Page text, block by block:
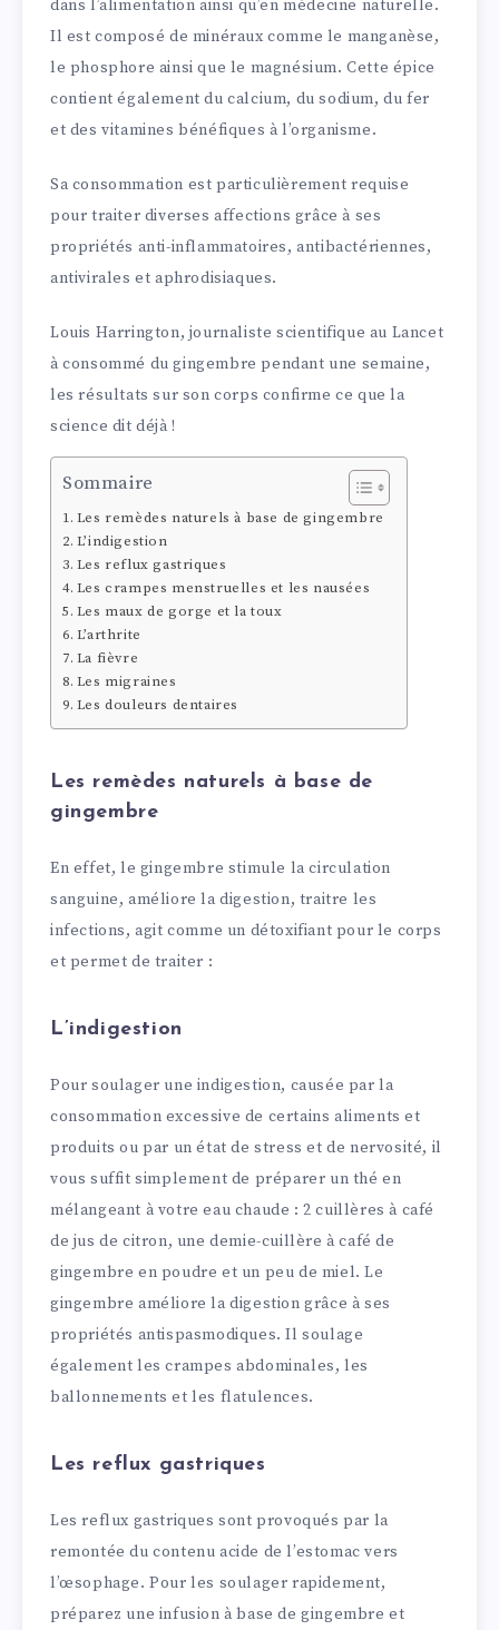
dans l’alimentation ainsi qu’en médecine naturelle.
Il est composé de minéraux comme le manganèse,
le phosphore ainsi que le magnésium. Cette épice
contient également du calcium, du sodium, du fer
et des vitamines bénéfiques à l’organisme.
Sa consommation est particulièrement requise
pour traiter diverses affections grâce à ses
propriétés anti-inflammatoires, antibactériennes,
antivirales et aphrodisiaques.
Louis Harrington, journaliste scientifique au Lancet
à consommé du gingembre pendant une semaine,
les résultats sur son corps confirme ce que la
science dit déjà !
Sommaire
Les remèdes naturels à base de gingembre
L’indigestion
Les reflux gastriques
Les crampes menstruelles et les nausées
Les maux de gorge et la toux
L’arthrite
La fièvre
Les migraines
Les douleurs dentaires
Les remèdes naturels à base de
gingembre
En effet, le gingembre stimule la circulation
sanguine, améliore la digestion, traitre les
infections, agit comme un détoxifiant pour le corps
et permet de traiter :
L’indigestion
Pour soulager une indigestion, causée par la
consommation excessive de certains aliments et
produits ou par un état de stress et de nervosité, il
vous suffit simplement de préparer un thé en
mélangeant à votre eau chaude : 2 cuillères à café
de jus de citron, une demie-cuillère à café de
gingembre en poudre et un peu de miel. Le
gingembre améliore la digestion grâce à ses
propriétés antispasmodiques. Il soulage
également les crampes abdominales, les
ballonnements et les flatulences.
Les reflux gastriques
Les reflux gastriques sont provoqués par la
remontée du contenu acide de l’estomac vers
l’œsophage. Pour les soulager rapidement,
préparez une infusion à base de gingembre et